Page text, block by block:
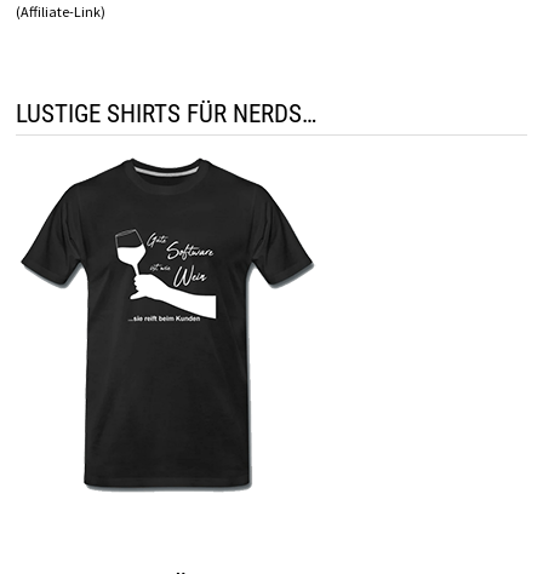
(Affiliate-Link)
LUSTIGE SHIRTS FÜR NERDS…